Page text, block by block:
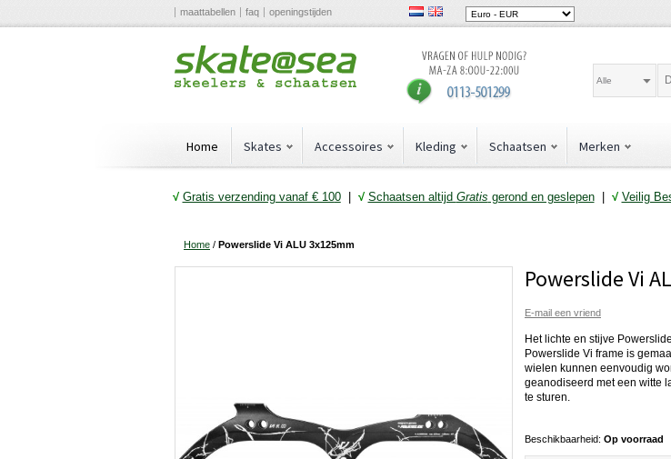
maattabellen faq openingstijden
Alle
Home Skates Accessoires Kleding Schaatsen Merken
√ Gratis verzending vanaf € 100| √ Schaatsen altijd Gratis gerond en geslepen| √ Veilig
Home / Powerslide Vi ALU 3x125mm
Powerslide Vi
E-mail een vriend
Het lichte en stijve
Powerslide Vi frame is
wielen kunnen eenvoudig
geanodiseerd met een witte
te sturen.
Beschikbaarheid: Op voorraad